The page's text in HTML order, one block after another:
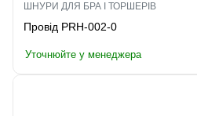
ШНУРИ ДЛЯ БРА І ТОРШЕРІВ
Провід PRH-002-0
Уточнюйте у менеджера